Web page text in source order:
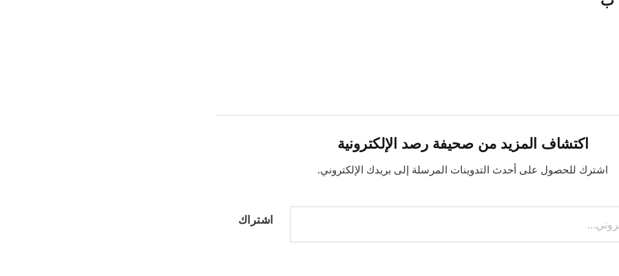
اكتشاف المزيد من صحيفة رصد الإلكترونية
اشترك للحصول على أحدث التدوينات المرسلة إلى بريدك الإلكتروني.
اشتراك